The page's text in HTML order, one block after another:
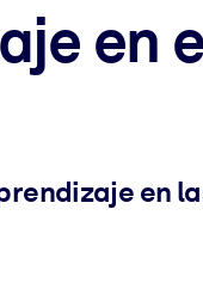
en
en